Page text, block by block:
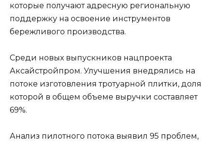
которые получают адресную региональную
поддержку на освоение инструментов
бережливого производства.
Среди новых выпускников нацпроекта
Аксайстройпром. Улучшения внедрялись на
потоке изготовления тротуарной плитки, доля
которой в общем объеме выручки составляет
69%.
Анализ пилотного потока выявил 95 проблем,